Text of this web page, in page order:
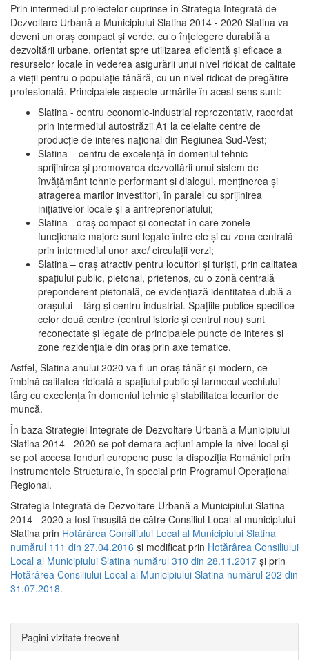
Prin intermediul proiectelor cuprinse în Strategia Integrată de
Dezvoltare Urbană a Municipiului Slatina 2014 - 2020 Slatina va
deveni un oraş compact şi verde, cu o înţelegere durabilă a
dezvoltării urbane, orientat spre utilizarea eficientă şi eficace a
resurselor locale în vederea asigurării unui nivel ridicat de calitate
a vieţii pentru o populaţie tânără, cu un nivel ridicat de pregătire
profesională. Principalele aspecte urmărite în acest sens sunt:
Slatina - centru economic-industrial reprezentativ, racordat
prin intermediul autostrăzii A1 la celelalte centre de
producţie de interes naţional din Regiunea Sud-Vest;
Slatina – centru de excelenţă în domeniul tehnic –
sprijinirea şi promovarea dezvoltării unui sistem de
învăţământ tehnic performant şi dialogul, menţinerea şi
atragerea marilor investitori, în paralel cu sprijinirea
iniţiativelor locale şi a antreprenoriatului;
Slatina - oraş compact şi conectat în care zonele
funcţionale majore sunt legate între ele şi cu zona centrală
prin intermediul unor axe/ circulații verzi;
Slatina – oraş atractiv pentru locuitori şi turişti, prin calitatea
spaţiului public, pietonal, prietenos, cu o zonă centrală
preponderent pietonală, ce evidenţiază identitatea dublă a
oraşului – târg şi centru industrial. Spaţiile publice specifice
celor două centre (centrul istoric şi centrul nou) sunt
reconectate şi legate de principalele puncte de interes şi
zone rezidenţiale din oraş prin axe tematice.
Astfel, Slatina anului 2020 va fi un oraş tânăr şi modern, ce
îmbină calitatea ridicată a spaţiului public şi farmecul vechiului
târg cu excelenţa în domeniul tehnic şi stabilitatea locurilor de
muncă.
În baza Strategiei Integrate de Dezvoltare Urbană a Municipiului
Slatina 2014 - 2020 se pot demara acţiuni ample la nivel local şi
se pot accesa fonduri europene puse la dispoziţia României prin
Instrumentele Structurale, în special prin Programul Operațional
Regional.
Strategia Integrată de Dezvoltare Urbană a Municipiului Slatina
2014 - 2020 a fost însuşită de către Consiliul Local al municipiului
Slatina prin Hotărârea Consiliului Local al Municipiului Slatina
numărul 111 din 27.04.2016 și modificat prin Hotărârea Consiliului
Local al Municipiului Slatina numărul 310 din 28.11.2017 și prin
Hotărârea Consiliului Local al Municipiului Slatina numărul 202 din
31.07.2018.
Pagini vizitate frecvent